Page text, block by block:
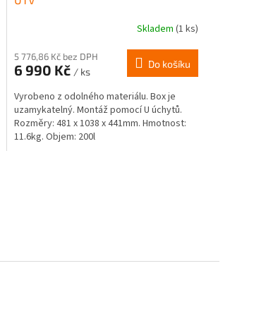
Skladem (1 ks)
5 776,86 Kč bez DPH
6 990 Kč / ks
Do košíku
Vyrobeno z odolného materiálu. Box je
uzamykatelný. Montáž pomocí U úchytů.
Rozměry: 481 x 1038 x 441mm. Hmotnost:
11.6kg. Objem: 200l